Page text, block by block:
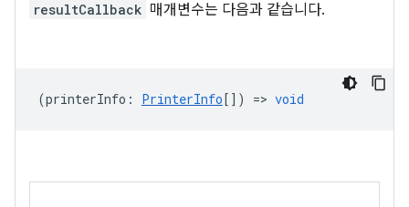
resultCallback 매개변수는 다음과 같습니다.
(printerInfo : PrinterInfo[]) => void